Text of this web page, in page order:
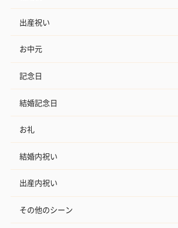
出産祝い
お中元
記念日
結婚記念日
お礼
結婚内祝い
出産内祝い
その他のシーン